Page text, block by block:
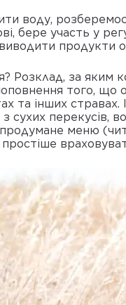
воду,
бере участь у
за яким
того, що
та інших
сухих перекусів,
меню